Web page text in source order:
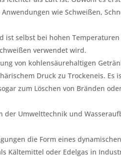
wie Schweißen,
ist selbst bei hohen
verwendet wird.
von kohlensäurehaltigen
Druck zu Trockeneis. Es
zum Löschen von Bränden
der Umwelttechnik und
die Form eines
Kältemittel oder Edelgas in